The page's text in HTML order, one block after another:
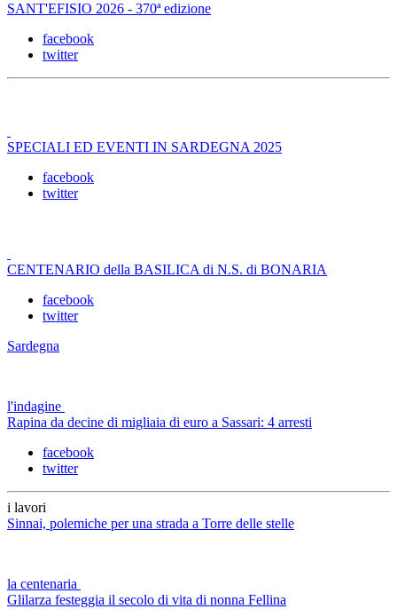
SANT'EFISIO 2026 - 370ª edizione
facebook
twitter
SPECIALI ED EVENTI IN SARDEGNA 2025
facebook
twitter
CENTENARIO della BASILICA di N.S. di BONARIA
facebook
twitter
Sardegna
l'indagine
Rapina da decine di migliaia di euro a Sassari: 4 arresti
facebook
twitter
i lavori
Sinnai, polemiche per una strada a Torre delle stelle
la centenaria
Glilarza festeggia il secolo di vita di nonna Fellina